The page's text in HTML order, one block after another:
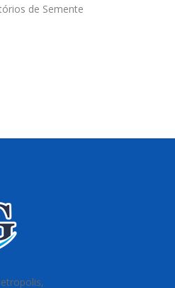
de Semente